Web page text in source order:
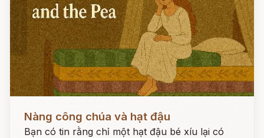
Nàng công chúa và hạt đậu
Bạn có tin rằng chỉ một hạt đậu bé xíu lại có